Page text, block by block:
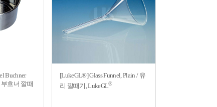
Buchner
흐너 깔때
[LukeGL®] Glass Funnel, Plain / 유
리 깔때기, LukeGL®